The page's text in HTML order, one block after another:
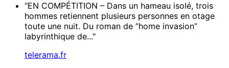
"EN COMPÉTITION – Dans un hameau isolé, trois
hommes retiennent plusieurs personnes en otage
toute une nuit. Du roman de “home invasion”
labyrinthique de..."
telerama.fr